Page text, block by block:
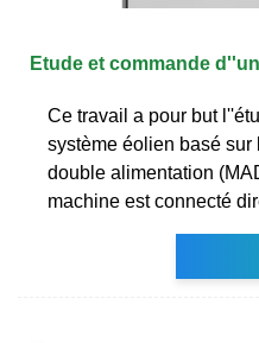
Etude et commande
Ce travail a pour but
système éolien basé
double alimentation
machine est connecté